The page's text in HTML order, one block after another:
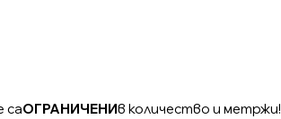
саОГРАНИЧЕНИв количество и метржи!